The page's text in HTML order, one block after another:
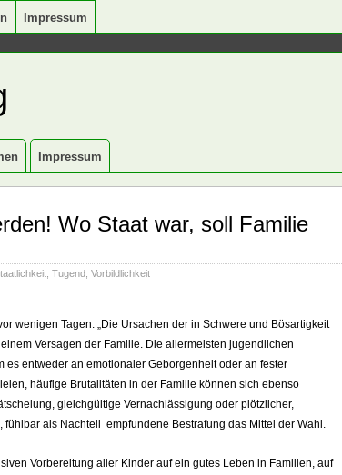
Impressum
Impressum
Wo Staat war, soll Familie
Tugend Vorbildlichkeit
wenigen Tagen: „Die Ursachen der in Schwere und Bösartigkeit
Versagen der Familie. Die allermeisten jugendlichen
entweder an emotionaler Geborgenheit oder an fester
häufige Brutalitäten in der Familie können sich ebenso
gleichgültige Vernachlässigung oder plötzlicher,
als Nachteil empfundene Bestrafung das Mittel der Wahl.
Vorbereitung aller Kinder auf ein gutes Leben in Familien, auf